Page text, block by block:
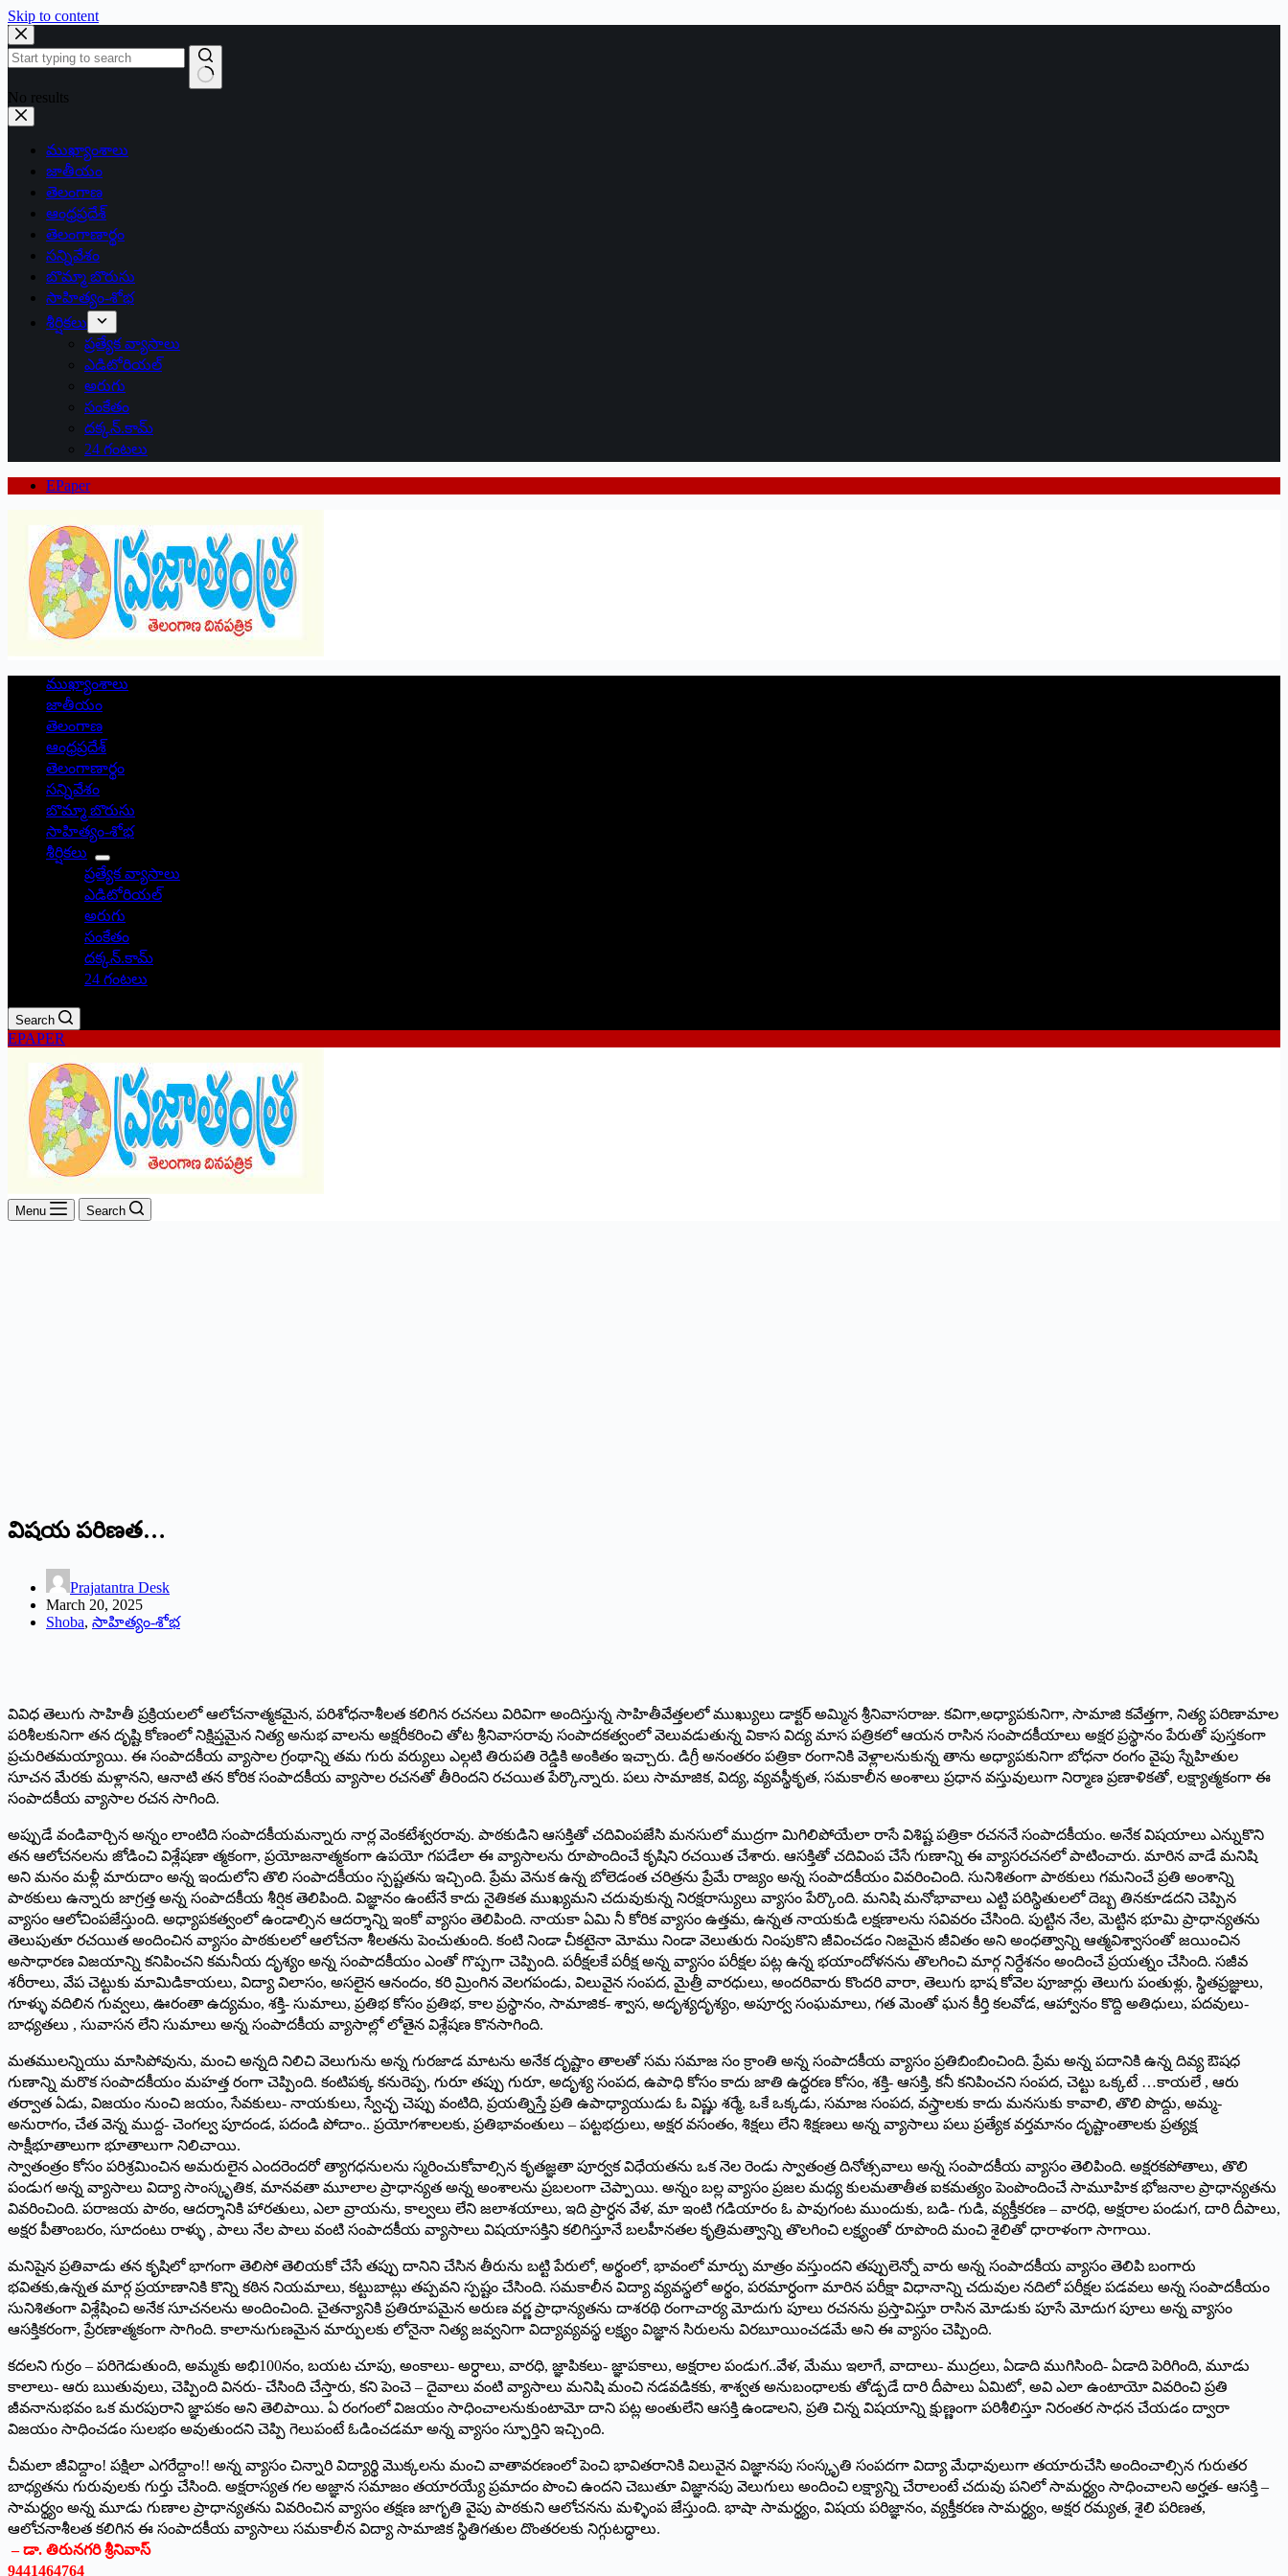
Skip to content
No results
ముఖ్యాంశాలు
జాతీయం
తెలంగాణ
ఆంధ్రప్రదేశ్
తెలంగాణార్థం
సన్నివేశం
బొమ్మా బొరుసు
సాహిత్యం-శోభ
శీర్షికలు
ప్రత్యేక వ్యాసాలు
ఎడిటోరియల్
అరుగు
సంకేతం
దక్కన్.కామ్
24 గంటలు
EPaper
ముఖ్యాంశాలు
జాతీయం
తెలంగాణ
ఆంధ్రప్రదేశ్
తెలంగాణార్థం
సన్నివేశం
బొమ్మా బొరుసు
సాహిత్యం-శోభ
శీర్షికలు
ప్రత్యేక వ్యాసాలు
ఎడిటోరియల్
అరుగు
సంకేతం
దక్కన్.కామ్
24 గంటలు
Search
EPAPER
Menu Search
విషయ పరిణత…
Prajatantra Desk
March 20, 2025
Shoba, సాహిత్యం-శోభ
వివిధ తెలుగు సాహితీ ప్రక్రియలలో ఆలోచనాత్మకమైన, పరిశోధనాశీలత కలిగిన రచనలు విరివిగా అందిస్తున్న సాహితీవేత్తలలో ముఖ్యులు డాక్టర్‌ అమ్మిన శ్రీనివాసరాజు. కవిగా,అధ్యాపకునిగా, సామాజి కవేత్తగా, నిత్య పరిణామాల
పరిశీలకునిగా తన దృష్టి కోణంలో నిక్షిప్తమైన నిత్య అనుభ వాలను అక్షరీకరించి తోట శ్రీనివాసరావు సంపాదకత్వంలో వెలువడుతున్న వికాస విద్య మాస పత్రికలో ఆయన రాసిన సంపాదకీయాలు అక్షర ప్రస్థానం పేరుతో పుస్తకంగా
ప్రచురితమయ్యాయి. ఈ సంపాదకీయ వ్యాసాల గ్రంథాన్ని తమ గురు వర్యులు ఎల్గటి తిరుపతి రెడ్డికి అంకితం ఇచ్చారు. డిగ్రీ అనంతరం పత్రికా రంగానికి వెళ్లాలనుకున్న తాను అధ్యాపకునిగా బోధనా రంగం వైపు స్నేహితుల
సూచన మేరకు మళ్లానని, ఆనాటి తన కోరిక సంపాదకీయ వ్యాసాల రచనతో తీరిందని రచయిత పేర్కొన్నారు. పలు సామాజిక, విద్య, వ్యవస్థీకృత, సమకాలీన అంశాలు ప్రధాన వస్తువులుగా నిర్మాణ ప్రణాళికతో, లక్ష్యాత్మకంగా ఈ
సంపాదకీయ వ్యాసాల రచన సాగింది.
అప్పుడే వండివార్చిన అన్నం లాంటిది సంపాదకీయమన్నారు నార్ల వెంకటేశ్వరరావు. పాఠకుడిని ఆసక్తితో చదివింపజేసి మనసులో ముద్రగా మిగిలిపోయేలా రాసే విశిష్ట పత్రికా రచననే సంపాదకీయం. అనేక విషయాలు ఎన్నుకొని
తన ఆలోచనలను జోడించి విశ్లేషణా త్మకంగా, ప్రయోజనాత్మకంగా ఉపయో గపడేలా ఈ వ్యాసాలను రూపొందించే కృషిని రచయిత చేశారు. ఆసక్తితో చదివింప చేసే గుణాన్ని ఈ వ్యాసరచనలో పాటించారు. మారిన వాడే మనిషి
అని మనం మళ్లీ మారుదాం అన్న ఇందులోని తొలి సంపాదకీయం స్పష్టతను ఇచ్చింది. ప్రేమ వెనుక ఉన్న బోలెడంత చరిత్రను ప్రేమే రాజ్యం అన్న సంపాదకీయం వివరించింది. సునిశితంగా పాఠకులు గమనించే ప్రతి అంశాన్ని
పాఠకులు ఉన్నారు జాగ్రత్త అన్న సంపాదకీయ శీర్షిక తెలిపింది. విజ్ఞానం ఉంటేనే కాదు నైతికత ముఖ్యమని చదువుకున్న నిరక్షరాస్యులు వ్యాసం పేర్కొంది. మనిషి మనోభావాలు ఎట్టి పరిస్థితులలో దెబ్బ తినకూడదని చెప్పిన
వ్యాసం ఆలోచింపజేస్తుంది. అధ్యాపకత్వంలో ఉండాల్సిన ఆదర్శాన్ని ఇంకో వ్యాసం తెలిపింది. నాయకా ఏమి నీ కోరిక వ్యాసం ఉత్తమ, ఉన్నత నాయకుడి లక్షణాలను సవివరం చేసింది. పుట్టిన నేల, మెట్టిన భూమి ప్రాధాన్యతను
తెలుపుతూ రచయిత అందించిన వ్యాసం పాఠకులలో ఆలోచనా శీలతను పెంచుతుంది. కంటి నిండా చీకటైనా మోము నిండా వెలుతురు నింపుకొని జీవించడం నిజమైన జీవితం అని అంధత్వాన్ని ఆత్మవిశ్వాసంతో జయించిన
అసాధారణ విజయాన్ని కనిపించని కమనీయ దృశ్యం అన్న సంపాదకీయం ఎంతో గొప్పగా చెప్పింది. పరీక్షలకే పరీక్ష అన్న వ్యాసం పరీక్షల పట్ల ఉన్న భయాందోళనను తొలగించి మార్గ నిర్దేశనం అందించే ప్రయత్నం చేసింది. సజీవ
శరీరాలు, వేప చెట్టుకు మామిడికాయలు, విద్యా విలాసం, అసలైన ఆనందం, కరి మ్రింగిన వెలగపండు, విలువైన సంపద, మైత్రీ వారధులు, అందరివారు కొందరి వారా, తెలుగు భాష కోవెల పూజార్లు తెలుగు పంతుళ్లు, స్థితప్రజ్ఞులు,
గూళ్ళు వదిలిన గువ్వలు, ఊరంతా ఉద్యమం, శక్తి- సుమాలు, ప్రతిభ కోసం ప్రతిభ, కాల ప్రస్థానం, సామాజిక- శ్వాస, అదృశ్యదృశ్యం, అపూర్వ సంఘమాలు, గత మెంతో ఘన కీర్తి కలవోడ, ఆహ్వానం కొద్ది అతిధులు, పదవులు-
బాధ్యతలు , సువాసన లేని సుమాలు అన్న సంపాదకీయ వ్యాసాల్లో లోతైన విశ్లేషణ కొనసాగింది.
మతములన్నియు మాసిపోవును, మంచి అన్నది నిలిచి వెలుగును అన్న గురజాడ మాటను అనేక దృష్టాం తాలతో సమ సమాజ సం క్రాంతి అన్న సంపాదకీయ వ్యాసం ప్రతిబింబించింది. ప్రేమ అన్న పదానికి ఉన్న దివ్య ఔషధ
గుణాన్ని మరొక సంపాదకీయం మహత్త రంగా చెప్పింది. కంటిపక్క కనురెప్ప, గురూ తప్పు గురూ, అదృశ్య సంపద, ఉపాధి కోసం కాదు జాతి ఉద్ధరణ కోసం, శక్తి- ఆసక్తి, కనీ కనిపించని సంపద, చెట్టు ఒక్కటే …కాయలే , ఆరు
తర్వాత ఏడు, విజయం నుంచి జయం, సేవకులు- నాయకులు, స్వేచ్ఛ చెప్పు వంటిది, ప్రయత్నిస్తే ప్రతి ఉపాధ్యాయుడు ఓ విష్ణు శర్మే, ఒకే ఒక్కడు, సమాజ సంపద, వస్త్రాలకు కాదు మనసుకు కావాలి, తొలి పొద్దు, అమ్మ-
అనురాగం, చేత వెన్న ముద్ద- చెంగల్వ పూదండ, పదండి పోదాం.. ప్రయోగశాలలకు, ప్రతిభావంతులు – పట్టభద్రులు, అక్షర వసంతం, శిక్షలు లేని శిక్షణలు అన్న వ్యాసాలు పలు ప్రత్యేక వర్తమానం దృష్టాంతాలకు ప్రత్యక్ష
సాక్షీభూతాలుగా భూతాలుగా నిలిచాయి.
స్వాతంత్రం కోసం పరిశ్రమించిన అమరులైన ఎందరెందరో త్యాగధనులను స్మరించుకోవాల్సిన కృతజ్ఞతా పూర్వక విధేయతను ఒక నెల రెండు స్వాతంత్ర దినోత్సవాలు అన్న సంపాదకీయ వ్యాసం తెలిపింది. అక్షరకపోతాలు, తొలి
పండుగ అన్న వ్యాసాలు విద్యా సాంస్కృతిక, మానవతా మూలాల ప్రాధాన్యత అన్న అంశాలను ప్రబలంగా చెప్పాయి. అన్నం బల్ల వ్యాసం ప్రజల మధ్య కులమతాతీత ఐకమత్యం పెంపొందించే సామూహిక భోజనాల ప్రాధాన్యతను
వివరించింది. పరాజయ పాఠం, ఆదర్శానికి హారతులు, ఎలా వ్రాయను, కాల్వలు లేని జలాశయాలు, ఇది ప్రార్ధన వేళ, మా ఇంటి గడియారం ఓ పావుగంట ముందుకు, బడి- గుడి, వ్యక్తీకరణ – వారధి, అక్షరాల పండుగ, దారి దీపాలు,
అక్షర పీతాంబరం, సూదంటు రాళ్ళు , పాలు నేల పాలు వంటి సంపాదకీయ వ్యాసాలు విషయాసక్తిని కలిగిస్తూనే బలహీనతల కృత్రిమత్వాన్ని తొలగించి లక్ష్యంతో రూపొంది మంచి శైలితో ధారాళంగా సాగాయి.
మనిషైన ప్రతివాడు తన కృషిలో భాగంగా తెలిసో తెలియకో చేసే తప్పు దానిని చేసిన తీరును బట్టి పేరులో, అర్థంలో, భావంలో మార్పు మాత్రం వస్తుందని తప్పులెన్నో వారు అన్న సంపాదకీయ వ్యాసం తెలిపి బంగారు
భవితకు,ఉన్నత మార్గ ప్రయాణానికి కొన్ని కఠిన నియమాలు, కట్టుబాట్లు తప్పవని స్పష్టం చేసింది. సమకాలీన విద్యా వ్యవస్థలో అర్థం, పరమార్ధంగా మారిన పరీక్షా విధానాన్ని చదువుల నదిలో పరీక్షల పడవలు అన్న సంపాదకీయం
సునిశితంగా విశ్లేషించి అనేక సూచనలను అందించింది. చైతన్యానికి ప్రతిరూపమైన అరుణ వర్ణ ప్రాధాన్యతను దాశరథి రంగాచార్య మోదుగు పూలు రచనను ప్రస్తావిస్తూ రాసిన మోడుకు పూసే మోదుగ పూలు అన్న వ్యాసం
ఆసక్తికరంగా, ప్రేరణాత్మకంగా సాగింది. కాలానుగుణమైన మార్పులకు లోనైనా నిత్య జవ్వనిగా విద్యావ్యవస్థ లక్ష్యం విజ్ఞాన సిరులను విరబూయించడమే అని ఈ వ్యాసం చెప్పింది.
కదలని గుర్రం – పరిగెడుతుంది, అమ్మకు అభి100నం, బయట చూపు, అంకాలు- అర్ధాలు, వారధి, జ్ఞాపికలు- జ్ఞాపకాలు, అక్షరాల పండుగ..వేళ, మేము ఇలాగే, వాదాలు- ముద్రలు, ఏడాది ముగిసింది- ఏడాది పెరిగింది, మూడు
కాలాలు- ఆరు ఋతువులు, చెప్పింది వినరు- చేసింది చేస్తారు, కని పెంచె – దైవాలు వంటి వ్యాసాలు మనిషి మంచి నడవడికకు, శాశ్వత అనుబంధాలకు తోడ్పడే దారి దీపాలు ఏమిటో, అవి ఎలా ఉంటాయో వివరించి ప్రతి
జీవనానుభవం ఒక మరపురాని జ్ఞాపకం అని తెలిపాయి. ఏ రంగంలో విజయం సాధించాలనుకుంటామో దాని పట్ల అంతులేని ఆసక్తి ఉండాలని, ప్రతి చిన్న విషయాన్ని క్షుణ్ణంగా పరిశీలిస్తూ నిరంతర సాధన చేయడం ద్వారా
విజయం సాధించడం సులభం అవుతుందని చెప్పి గెలుపంటే ఓడించడమా అన్న వ్యాసం స్ఫూర్తిని ఇచ్చింది.
చీమలా జీవిద్దాం! పక్షిలా ఎగరేద్దాం!! అన్న వ్యాసం చిన్నారి విద్యార్థి మొక్కలను మంచి వాతావరణంలో పెంచి భావితరానికి విలువైన విజ్ఞానపు సంస్కృతి సంపదగా విద్యా మేధావులుగా తయారుచేసి అందించాల్సిన గురుతర
బాధ్యతను గురువులకు గుర్తు చేసింది. అక్షరాస్యత గల అజ్ఞాన సమాజం తయారయ్యే ప్రమాదం పొంచి ఉందని చెబుతూ విజ్ఞానపు వెలుగులు అందించి లక్ష్యాన్ని చేరాలంటే చదువు పనిలో సామర్థ్యం సాధించాలని అర్హత- ఆసక్తి –
సామర్థ్యం అన్న మూడు గుణాల ప్రాధాన్యతను వివరించిన వ్యాసం తక్షణ జాగృతి వైపు పాఠకుని ఆలోచనను మళ్ళింప జేస్తుంది. భాషా సామర్థ్యం, విషయ పరిజ్ఞానం, వ్యక్తీకరణ సామర్థ్యం, అక్షర రమ్యత, శైలి పరిణత,
ఆలోచనాశీలత కలిగిన ఈ సంపాదకీయ వ్యాసాలు సమకాలీన విద్యా సామాజిక స్థితిగతుల దొంతరలకు నిగ్గుటద్ధాలు.
– డా. తిరునగరి శ్రీనివాస్‌
9441464764